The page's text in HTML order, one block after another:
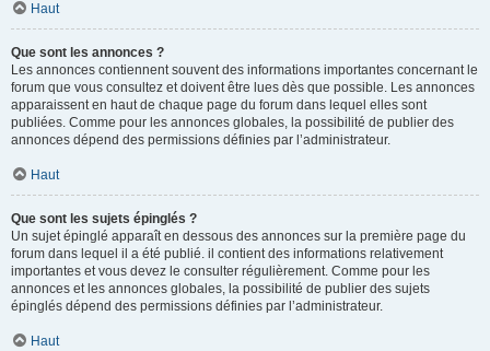
Haut
Que sont les annonces ?
Les annonces contiennent souvent des informations importantes concernant le
forum que vous consultez et doivent être lues dès que possible. Les annonces
apparaissent en haut de chaque page du forum dans lequel elles sont
publiées. Comme pour les annonces globales, la possibilité de publier des
annonces dépend des permissions définies par l’administrateur.
Haut
Que sont les sujets épinglés ?
Un sujet épinglé apparaît en dessous des annonces sur la première page du
forum dans lequel il a été publié. il contient des informations relativement
importantes et vous devez le consulter régulièrement. Comme pour les
annonces et les annonces globales, la possibilité de publier des sujets
épinglés dépend des permissions définies par l’administrateur.
Haut